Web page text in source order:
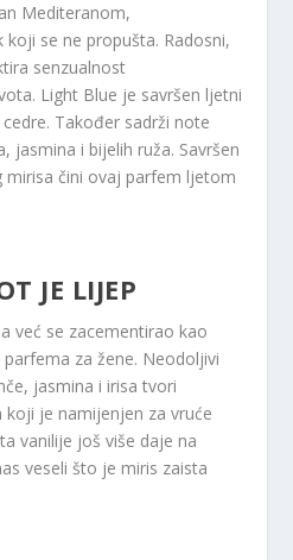
Mediteranom,
koji se ne propušta. Radosni,
senzualnost
Light Blue je savršen ljetni
Također sadrži note
jasmina i bijelih ruža. Savršen
mirisa čini ovaj parfem ljetom
JE LIJEP
već se zacementirao kao
za žene. Neodoljivi
jasmina i irisa tvori
je namijenjen za vruće
vanilije još više daje na
veseli što je miris zaista